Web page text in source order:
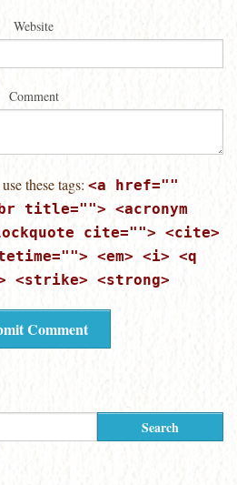
Website
Comment
these tags: <a href=""
title=""> <acronym
cite=""> <cite>
<em> <i> <q
<strike> <strong>